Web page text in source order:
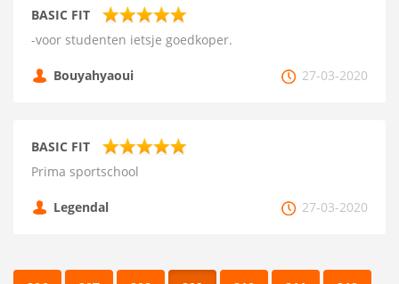
BASIC FIT
-voor studenten ietsje goedkoper.
Bouyahyaoui 27-03-2020
BASIC FIT
Prima sportschool
Legendal 27-03-2020